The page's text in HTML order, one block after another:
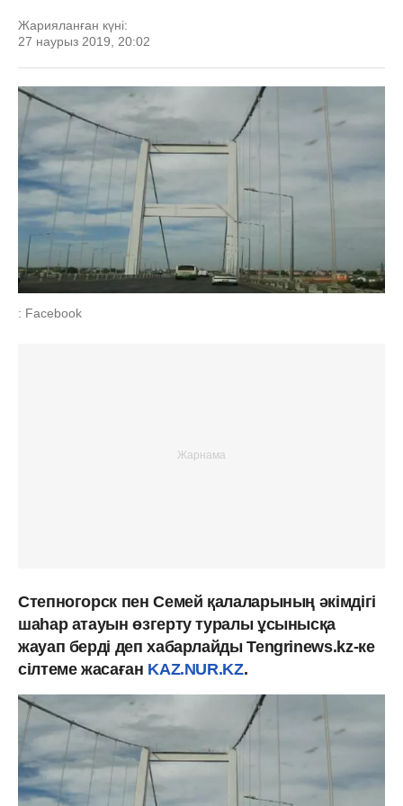
Жарияланған күні:
27 наурыз 2019, 20:02
: Facebook
Степногорск пен Семей қалаларының әкімдігі
шаһар атауын өзгерту туралы ұсынысқа
жауап берді деп хабарлайды Tengrinews.kz-ке
сілтеме жасаған KAZ.NUR.KZ.